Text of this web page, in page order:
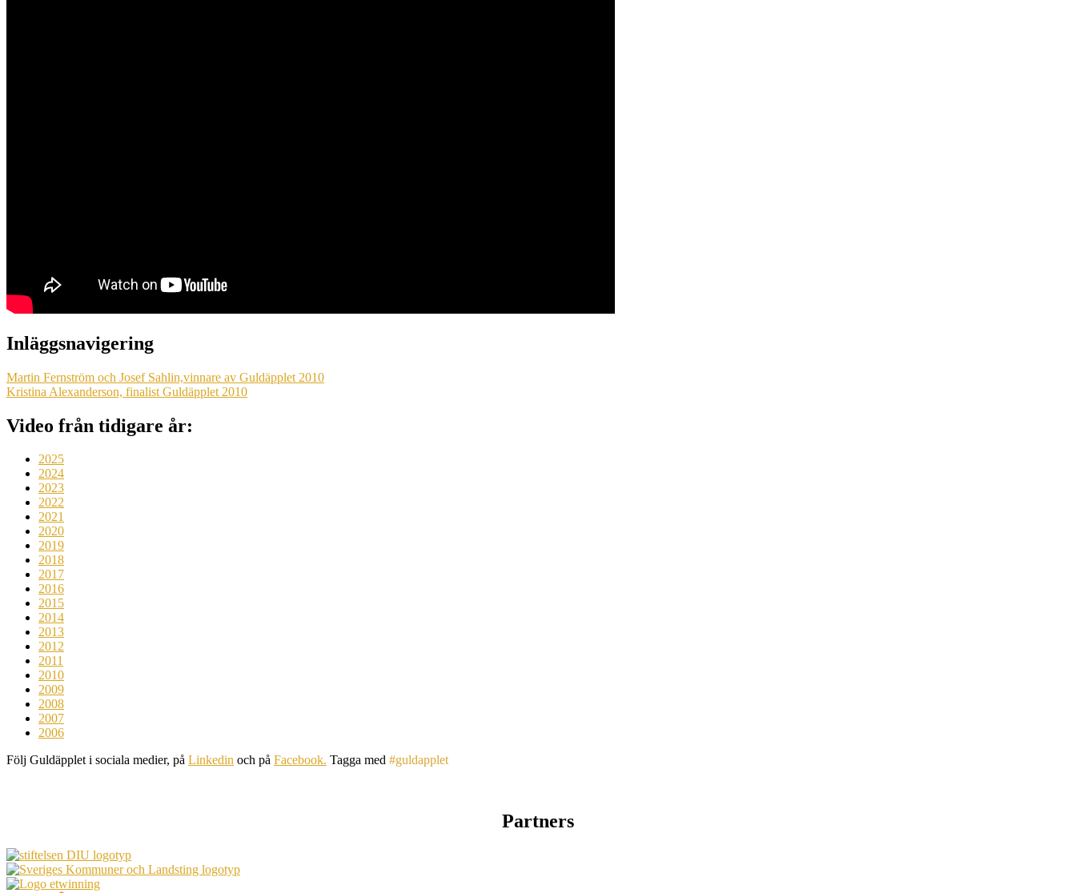
Inläggsnavigering
Martin Fernström och Josef Sahlin,vinnare av Guldäpplet 2010
Kristina Alexanderson, finalist Guldäpplet 2010
Video från tidigare år:
2025
2024
2023
2022
2021
2020
2019
2018
2017
2016
2015
2014
2013
2012
2011
2010
2009
2008
2007
2006
Följ Guldäpplet i sociala medier, på Linkedin och på Facebook. Tagga med #guldapplet
Partners